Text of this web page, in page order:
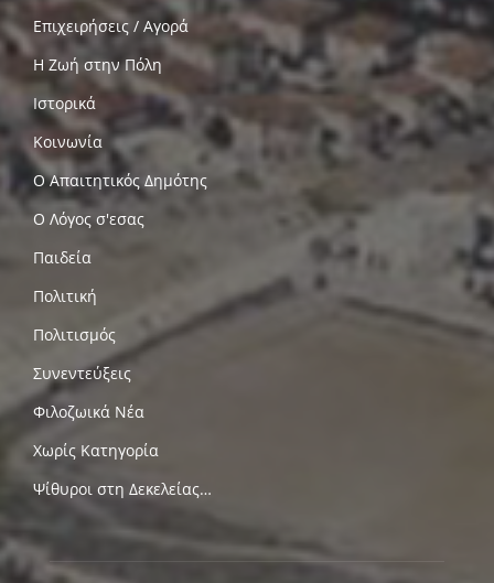
Επιχειρήσεις / Αγορά
Η Ζωή στην Πόλη
Ιστορικά
Κοινωνία
Ο Απαιτητικός Δημότης
Ο Λόγος σ'εσας
Παιδεία
Πολιτική
Πολιτισμός
Συνεντεύξεις
Φιλοζωικά Νέα
Χωρίς Κατηγορία
Ψίθυροι στη Δεκελείας…